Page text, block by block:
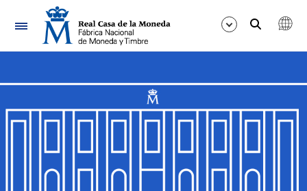
Navegación
Mostrar/Ocultar
Mostrar/Ocultar